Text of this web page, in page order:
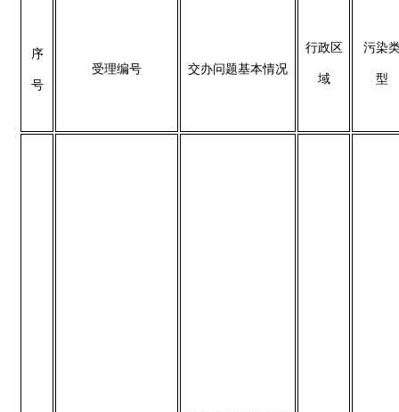
序
号
受理编号 交办问题基本情况
行政 区
域
污染
型